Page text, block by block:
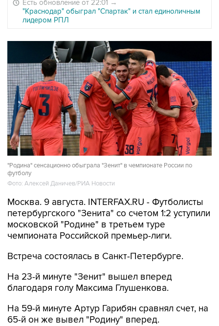
Есть обновление от 22:01 →
"Краснодар" обыграл "Спартак" и стал единоличным
лидером РПЛ
"Родина" сенсационно обыграла "Зенит" в чемпионате России по
футболу
Фото: Алексей Даничев/РИА Новости
Москва. 9 августа. INTERFAX.RU - Футболисты
петербургского "Зенита" со счетом 1:2 уступили
московской "Родине" в третьем туре
чемпионата Российской премьер-лиги.
Встреча состоялась в Санкт-Петербурге.
На 23-й минуте "Зенит" вышел вперед
благодаря голу Максима Глушенкова.
На 59-й минуте Артур Гарибян сравнял счет, на
65-й он же вывел "Родину" вперед.